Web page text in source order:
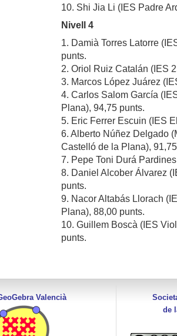
10. Shi Jia Li (IES Padre
Nivell 4
1. Damià Torres Latorre
punts.
2. Oriol Ruiz Catalán (IES
3. Marcos López Juárez
4. Carlos Salom García
Plana), 94,75 punts.
5. Eric Ferrer Escuin (IES
6. Alberto Núñez Delgado
Castelló de la Plana),
7. Pepe Toni Durá
8. Daniel Alcober Álvarez
punts.
9. Nacor Altabás Llorach
Plana), 88,00 punts.
10. Guillem Boscà (IES
punts.
Valencià
de